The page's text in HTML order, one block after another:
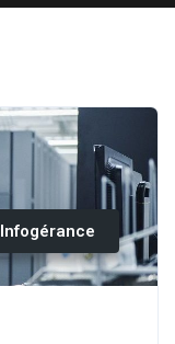
Infogérance